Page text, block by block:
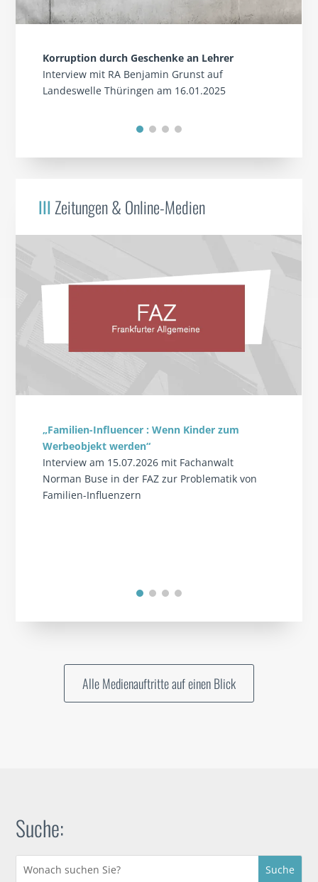
Korruption durch Geschenke an Lehrer
Interview mit RA Benjamin Grunst auf
Landeswelle Thüringen am 16.01.2025
IIIZeitungen & Online-Medien
„Familien-Influencer : Wenn Kinder zum
Werbeobjekt werden“
Interview am 15.07.2026 mit Fachanwalt
Norman Buse in der FAZ zur Problematik von
Familien-Influenzern
Alle Medienauftritte auf einen Blick
Suche: